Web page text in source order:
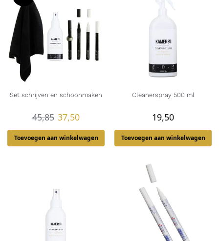
Set schrijven en schoonmaken
45,85 37,50
Toevoegen aan winkelwagen
Cleanerspray 500 ml
19,50
Toevoegen aan winkelwagen